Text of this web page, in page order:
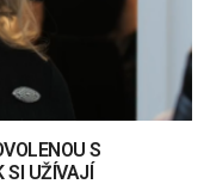
S
UŽÍVAJÍ